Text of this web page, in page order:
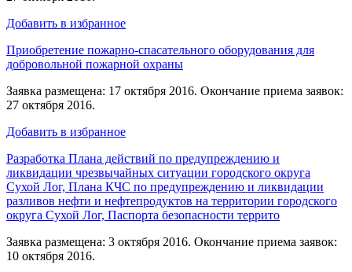
Добавить в избранное
Приобретение пожарно-спасательного оборудования для
добровольной пожарной охраны
Заявка размещена: 17 октября 2016. Окончание приема заявок:
27 октября 2016.
Добавить в избранное
Разработка Плана действий по предупреждению и
ликвидации чрезвычайных ситуации городского округа
Сухой Лог, Плана КЧС по предупреждению и ликвидации
разливов нефти и нефтепродуктов на территории городского
округа Сухой Лог, Паспорта безопасности террито
Заявка размещена: 3 октября 2016. Окончание приема заявок:
10 октября 2016.